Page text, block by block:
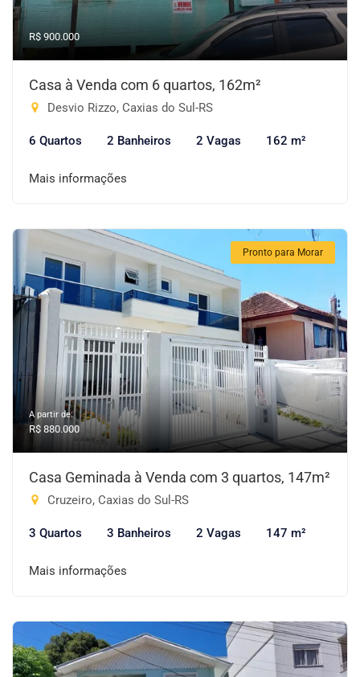
R$ 900.000
Casa à Venda com 6 quartos, 162m²
Desvio Rizzo, Caxias do Sul-RS
6 Quartos 2 Banheiros 2 Vagas 162 m²
Mais informações
Pronto para Morar
A partir de:
R$ 880.000
Casa Geminada à Venda com 3 quartos, 147m²
Cruzeiro, Caxias do Sul-RS
3 Quartos 3 Banheiros 2 Vagas 147 m²
Mais informações